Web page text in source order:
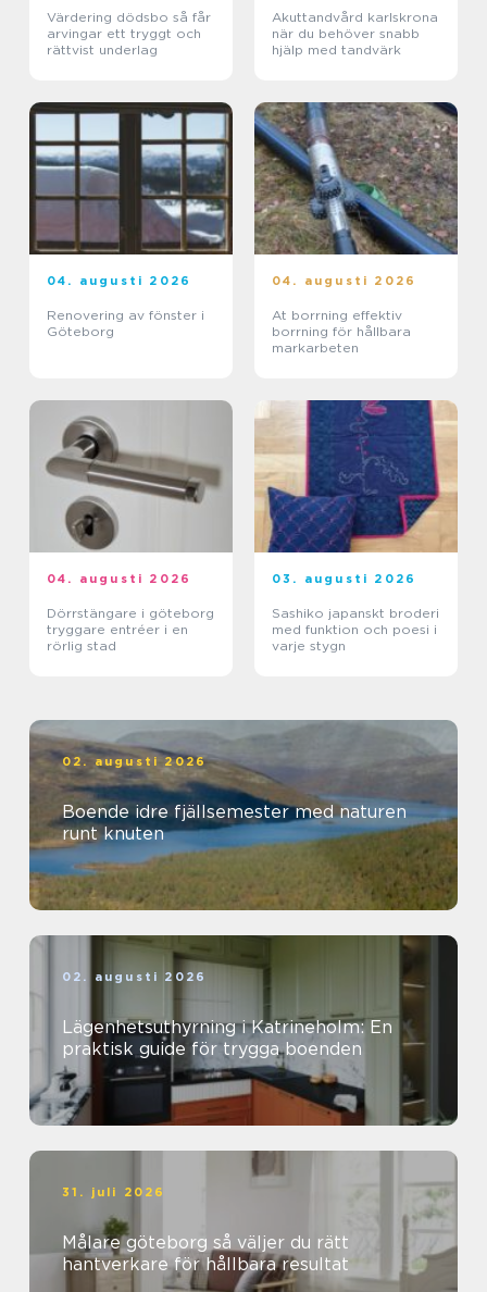
Värdering dödsbo så får
arvingar ett tryggt och
rättvist underlag
Akuttandvård karlskrona
när du behöver snabb
hjälp med tandvärk
04. augusti 2026
Renovering av fönster i
Göteborg
04. augusti 2026
At borrning effektiv
borrning för hållbara
markarbeten
04. augusti 2026
Dörrstängare i göteborg
tryggare entréer i en
rörlig stad
03. augusti 2026
Sashiko japanskt broderi
med funktion och poesi i
varje stygn
02. augusti 2026
Boende idre fjällsemester med naturen
runt knuten
02. augusti 2026
Lägenhetsuthyrning i Katrineholm: En
praktisk guide för trygga boenden
31. juli 2026
Målare göteborg så väljer du rätt
hantverkare för hållbara resultat